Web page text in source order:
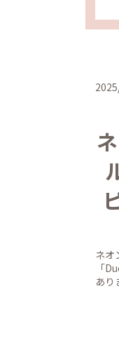
ネオ
「
あ